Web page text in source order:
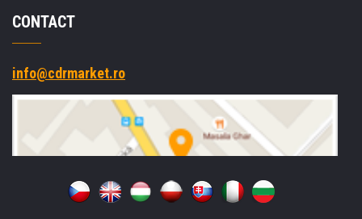
CONTACT
info@cdrmarket.ro